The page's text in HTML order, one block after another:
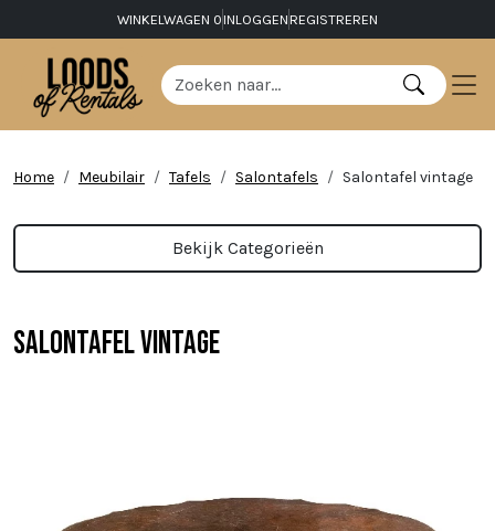
WINKELWAGEN 0 INLOGGEN REGISTREREN
Home Meubilair Tafels Salontafels Salontafel vintage
Bekijk Categorieën
Salontafel vintage